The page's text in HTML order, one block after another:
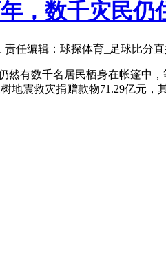
，数千灾民仍
责任编辑：球探体育_足球比分
然有数千名居民栖身在帐篷中
地震救灾捐赠款物71.29亿元，